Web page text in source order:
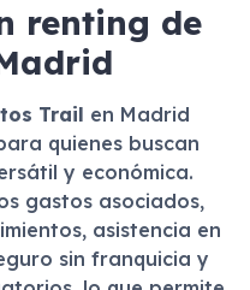
renting de
Trail en Madrid
quienes buscan
y económica.
gastos asociados,
asistencia en
sin franquicia y